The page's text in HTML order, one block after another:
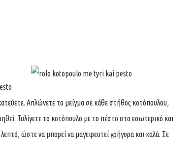
Απλώνετε το μείγμα σε κάθε στήθος κοτόπουλου,
Τυλίγετε το κοτόπουλο με το πέστο στο εσωτερικό και
ώστε να μπορεί να μαγειρευτεί γρήγορα και καλά. Σε